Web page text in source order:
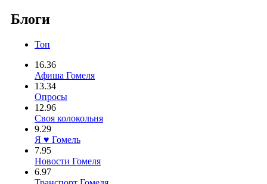
Блоги
Топ
16.36
Афиша Гомеля
13.34
Опросы
12.96
Своя колокольня
9.29
Я ♥ Гомель
7.95
Новости Гомеля
6.97